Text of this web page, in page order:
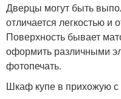
Дверцы могут быть
отличается легкостью и
Поверхность бывает
оформить различными
фотопечать.
Шкаф купе в прихожую